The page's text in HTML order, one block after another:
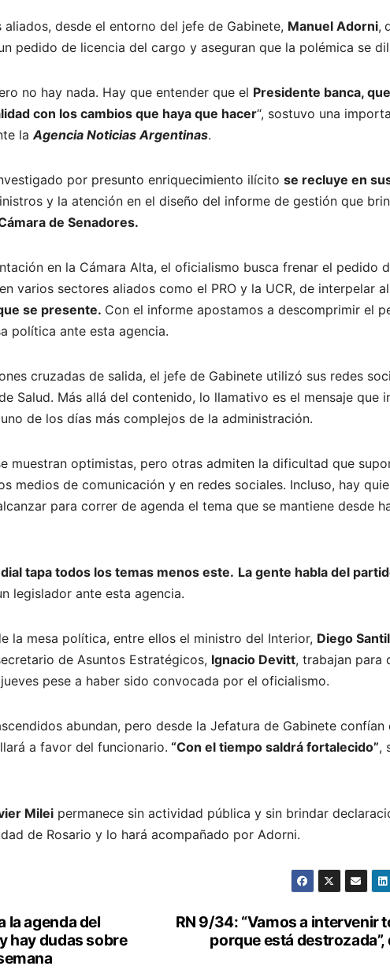
desde el entorno del jefe de Gabinete, Manuel Adorni,
pedido de licencia del cargo y aseguran que la polémica se
no hay nada. Hay que entender que el Presidente banca,
con los cambios que haya que hacer“, sostuvo una
laAgencia Noticias Argentinas.
por presunto enriquecimiento ilícito se recluye en
y la atención en el diseño del informe de gestión que
de Senadores.
en la Cámara Alta, el oficialismo busca frenar el pedido
varios sectores aliados como el PRO y la UCR, de interpelar
se presente. Con el informe apostamos a descomprimir el
política ante esta agencia.
cruzadas de salida, el jefe de Gabinete utilizó sus redes
Salud. Más allá del contenido, lo llamativo es el mensaje que
de los días más complejos de la administración.
muestran optimistas, pero otras admiten la dificultad que
medios de comunicación y en redes sociales. Incluso, hay
para correr de agenda el tema que se mantiene desde
tapa todos los temas menos este. La gente habla del
legislador ante esta agencia.
la mesa política, entre ellos el ministro del Interior, Diego
de Asuntos Estratégicos, Ignacio Devitt, trabajan para
pese a haber sido convocada por el oficialismo.
abundan, pero desde la Jefatura de Gabinete confían
a favor del funcionario. “Con el tiempo saldrá fortalecido”,
Milei permanece sin actividad pública y sin brindar
de Rosario y lo hará acompañado por Adorni.
RN 9/34: “Vamos a intervenir
porque está destrozada”,
la agenda del
hay dudas sobre